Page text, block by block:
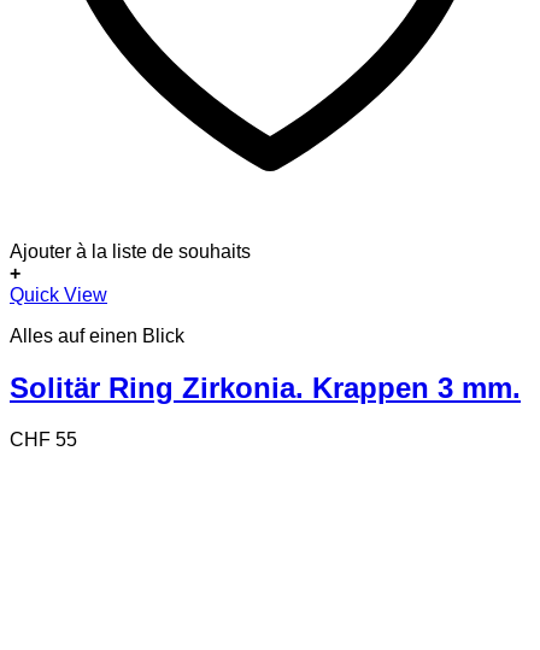
Ajouter à la liste de souhaits
+
Dieses
weist
Varianten
auf.
Optionen
Quick View
Alles auf einen Blick
Solitär Ring Zirkonia. Krappen 3 mm.
CHF 55